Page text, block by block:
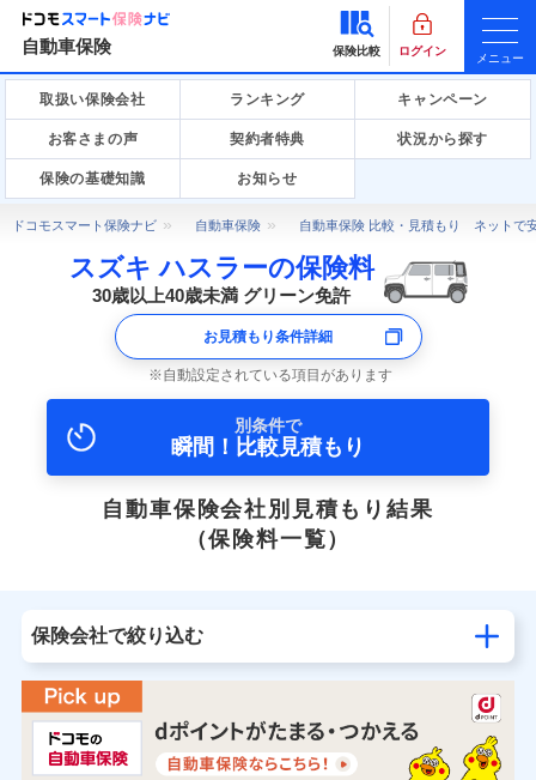
自動車保険 保険比較 ログイン
メニュー
取扱い保険会社 ランキング キャンペーン
お客さまの声 契約者特典 状況から探す
保険の基礎知識 お知らせ
ドコモスマート保険ナビ 自動車保険 自動車保険 比較・見積もり ネットで
スズキ ハスラーの保険料
30歳以上40歳未満 グリーン免許
お見積もり条件詳細
自動設定されている項目があります
別条件で
瞬間！比較見積もり
自動車保険会社別見積もり結果
（保険料一覧）
保険会社で絞り込む